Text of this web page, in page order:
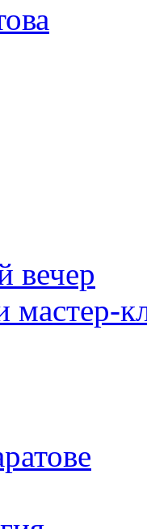
вечер
мастер-